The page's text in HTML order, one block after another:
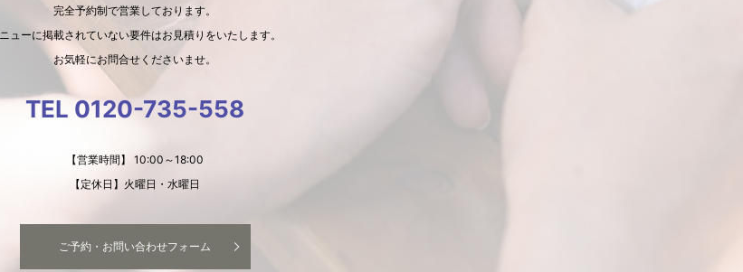
完全予約制で営業しております。
ューに掲載されていない要件はお見積りをいたします。
お気軽にお問合せくださいませ。
TEL 0120-735-558
【営業時間】 10:00～18:00
【定休日】火曜日・水曜日
ご予約・お問い合わせフォーム